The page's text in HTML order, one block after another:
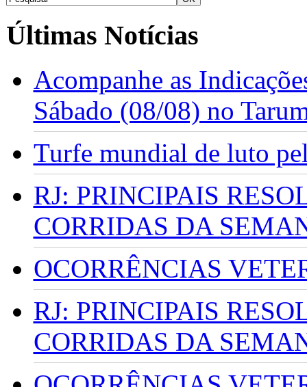
Últimas Notícias
Acompanhe as
Sábado (08/08) no
Turfe mundial de luto
RJ: PRINCIPAIS
CORRIDAS DA
OCORRÊNCIAS
RJ: PRINCIPAIS
CORRIDAS DA